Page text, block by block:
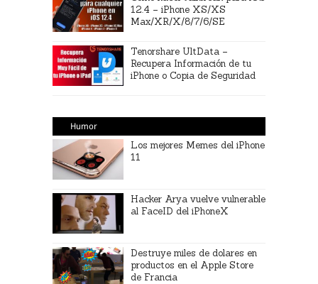
12.4 – iPhone XS/XS
Max/XR/X/8/7/6/SE
Tenorshare UltData –
Recupera Información de tu
iPhone o Copia de Seguridad
Humor
Los mejores Memes del iPhone
11
Hacker Arya vuelve vulnerable
al FaceID del iPhoneX
Destruye miles de dolares en
productos en el Apple Store
de Francia